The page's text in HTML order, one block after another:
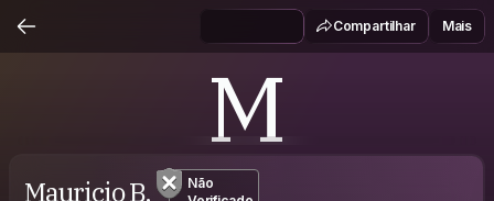
Compartilhar Mais
M
Mauricio B.
Não